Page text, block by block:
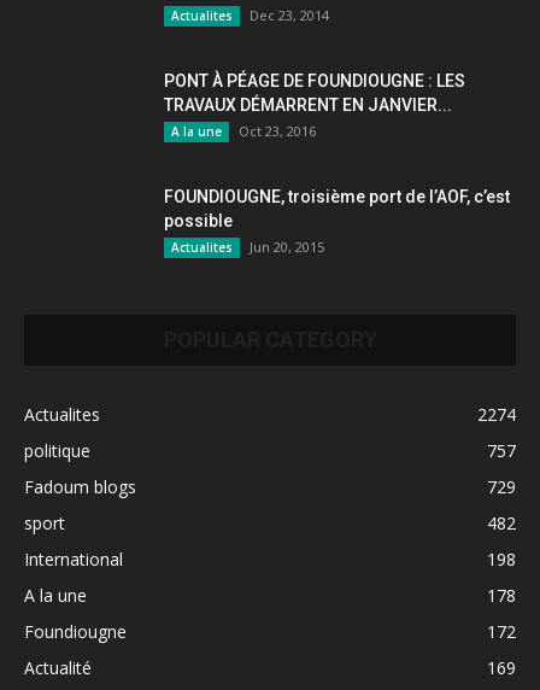
Actualites Dec 23, 2014
PONT À PÉAGE DE FOUNDIOUGNE : LES
TRAVAUX DÉMARRENT EN JANVIER...
A la une Oct 23, 2016
FOUNDIOUGNE, troisième port de l’AOF, c’est
possible
Actualites Jun 20, 2015
Actualites
2274
politique
757
Fadoum blogs
729
sport
482
International
198
A la une
178
Foundiougne
172
Actualité
169